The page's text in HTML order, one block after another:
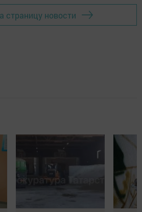
страницу новости